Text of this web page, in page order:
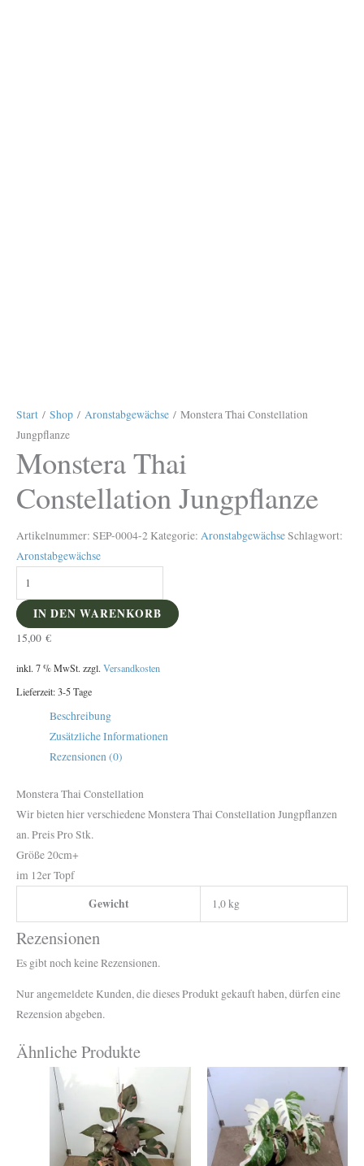
Start / Shop / Aronstabgewächse / Monstera Thai Constellation
Jungpflanze
Monstera Thai
Constellation Jungpflanze
Artikelnummer: SEP-0004-2 Kategorie: AronstabgewächseSchlagwort:
Aronstabgewächse
IN DEN WARENKORB
15,00 €
inkl. 7 % MwSt. zzgl. Versandkosten
Lieferzeit:3-5 Tage
Beschreibung
Zusätzliche Informationen
Rezensionen (0)
Monstera Thai Constellation
Wir bieten hier verschiedene Monstera Thai Constellation Jungpflanzen
an. Preis Pro Stk.
Größe 20cm+
im 12er Topf
Gewicht 1,0 kg
Rezensionen
Es gibt noch keine Rezensionen.
Nur angemeldete Kunden, die dieses Produkt gekauft haben, dürfen eine
Rezension abgeben.
Ähnliche Produkte